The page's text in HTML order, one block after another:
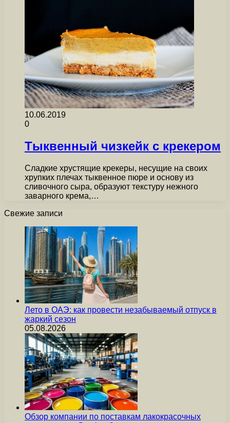
10.06.2019
0
Тыквенный чизкейк с крекером
Сладкие хрустящие крекеры, несущие на своих
хрупких плечах тыквенное пюре и основу из
сливочного сыра, образуют текстуру нежного
заварного крема,…
Свежие записи
Лето в ОАЭ: как провести незабываемый отпуск в
жаркий сезон
05.08.2026
Обзор компании по поставкам лакокрасочных